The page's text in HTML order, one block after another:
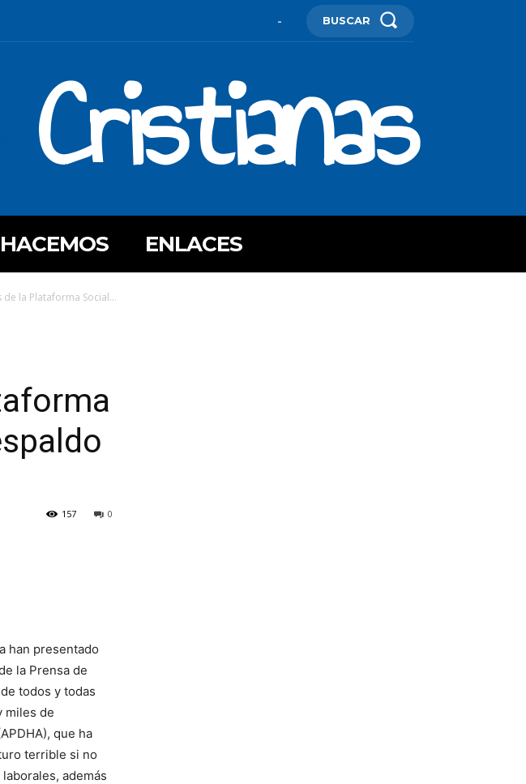
- BUSCAR
ENLACES
la Plataforma Social...
0
157
han presentado
la Prensa de
todos y todas
miles de
que ha
terrible si no
además